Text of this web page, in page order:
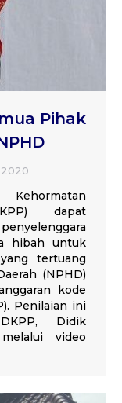
Pihak
dapat
hibah untuk
tertuang
(NPHD)
kode
Penilaian ini
Didik
video